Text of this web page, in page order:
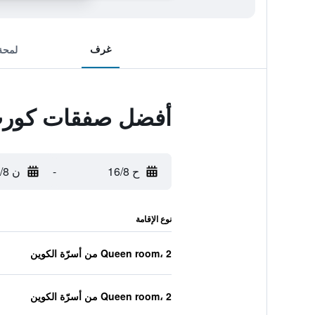
غرف
أفضل صفقات
ح 16/8 - ن 17/8
نوع الإقامة
Queen room، 2 من أسرّة الكوين
Queen room، 2 من أسرّة الكوين